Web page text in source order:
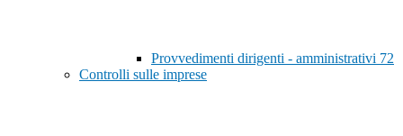
Provvedimenti dirigenti - amministrativi 72
Controlli sulle imprese